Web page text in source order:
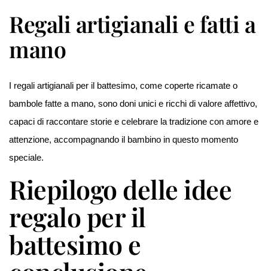
Regali artigianali e fatti a
mano
I regali artigianali per il battesimo, come coperte ricamate o
bambole fatte a mano, sono doni unici e ricchi di valore affettivo,
capaci di raccontare storie e celebrare la tradizione con amore e
attenzione, accompagnando il bambino in questo momento
speciale.
Riepilogo delle idee
regalo per il
battesimo e